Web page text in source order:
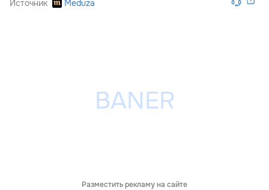
Источник Meduza
Разместить рекламу на сайте